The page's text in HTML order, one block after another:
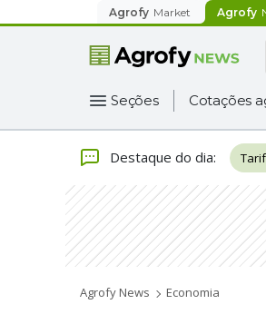
Agrofy Market Agrofy
Seções Cotações
Destaque do dia:
Agrofy News Economia